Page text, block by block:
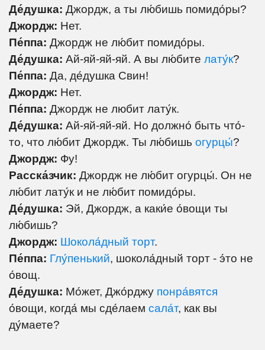
Де́душка: Джордж, а ты лю́бишь помидо́ры?
Джордж: Нет.
Пе́ппа: Джордж не лю́бит помидо́ры.
Де́душка: Ай-яй-яй-яй. А вы лю́бите лату́к?
Пе́ппа: Да, де́душка Свин!
Джордж: Нет.
Пе́ппа: Джордж не любит лату́к.
Де́душка: Ай-яй-яй-яй. Но должно́ быть что́-
то, что лю́бит Джордж. Ты лю́бишь огурцы́?
Джордж: Фу!
Расска́зчик: Джордж не лю́бит огурцы́. Он не
лю́бит лату́к и не лю́бит помидо́ры.
Де́душка: Эй, Джордж, а каки́е о́вощи ты
лю́бишь?
Джордж: Шокола́дный торт.
Пе́ппа: Глу́пенький, шокола́дный торт - э́то не
о́вощ.
Де́душка: Мо́жет, Джо́рджу понра́вятся
о́вощи, когда́ мы сде́лаем сала́т, как вы
ду́маете?